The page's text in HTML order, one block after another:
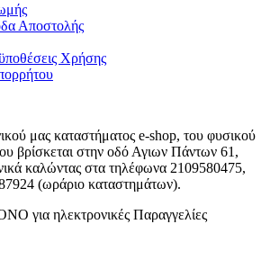
Αποστολής
Χρήσης
μας καταστήματος e-shop, του φυσικού
βρίσκεται στην οδό Αγιων Πάντων 61,
καλώντας στα τηλέφωνα 2109580475,
(ωράριο καταστημάτων).
για ηλεκτρονικές Παραγγελίες